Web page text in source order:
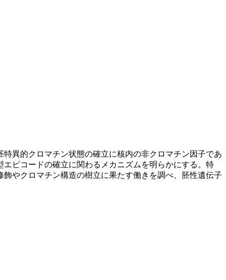
異的クロマチン状態の確立に核内の非クロマチン因子であ
ピコードの確立に関わるメカニズムを明らかにする。特
やクロマチン構造の樹立に果たす働きを調べ、胚性遺伝子